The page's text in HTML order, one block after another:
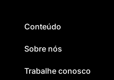
Conteúdo
Sobre nós
Trabalhe conosco